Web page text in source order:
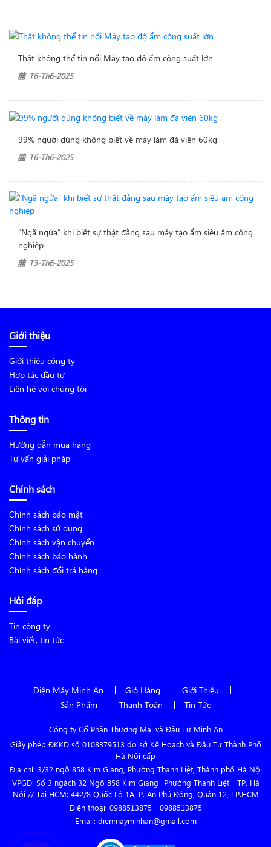
Thật không thể tin nổi Máy tạo độ ẩm công suất lớn
T6-Th6-2025
99% người dùng không biết về máy làm đá viên 60kg
T6-Th6-2025
“Ngã ngửa” khi biết sự thật đằng sau máy tạo ẩm siêu âm công
nghiệp
T3-Th6-2025
Giới thiệu
Giới thiệu công ty
Hợp tác đầu tư
Liên hệ với chúng tôi
Thông tin
Hướng dẫn mua hàng
Tư vấn giải pháp
Chính sách
Chính sách bảo mật
Chính sách sử dụng
Chính sách vận chuyển
Chính sách bảo hành
Chính sách đổi trả hàng
Hỏi đáp
Tin công ty
Bài viết, tin tức
Điện Máy Minh An Giỏ Hàng
Giới Thiệu
Sản Phẩm
Thanh Toán Tin Tức
Công ty Cổ Phần Thương Mại và Đầu Tư Minh An
Giấy phép ĐKKD số 0108379513 do sở Kế Hoạch và Đầu Tư Thành Phố
Hà Nội cấp
Địa chỉ: 3/32 ngõ 858 Kim Giang, Phường Thanh Liệt, Thành phố Hà Nội
VPGD: Số 3 ngách 32 Ngõ 858 Kim Giang- Phường Thanh Liệt - TP. Hà
Nội // Tại HCM: 442/8 Quốc Lộ 1A, P. An Phú Đông, Quận 12, TP.HCM
Điện thoại: 0988513875 - 0988513875
Email: dienmayminhan@gmail.com